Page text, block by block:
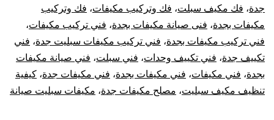
جدة، فك مكيف سبلت، فك وتركيب مكيفات، فك وتركيب
مكيفات بجدة، فنى صيانة مكيفات بجدة، فني تركيب مكيفات،
فني تركيب مكيفات بجدة، فني تركيب مكيفات سبليت جدة، فني
تكييف جدة، فني تكييف وحدات، فني سبلت، فني صيانة مكيفات
بجدة، فني مكيفات، فني مكيفات بجدة، فني مكيفات جدة، كيفية
تنظيف مكيف سبليت، مصلح مكيفات جدة، مكيفات سبليت صيانة